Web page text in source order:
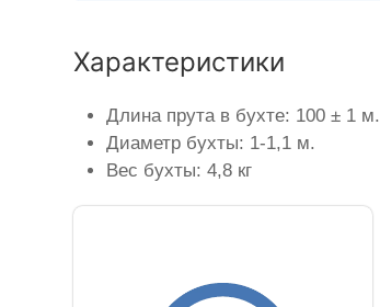
Характеристики
Длина прута в бухте: 100 ± 1 м.
Диаметр бухты: 1-1,1 м.
Вес бухты: 4,8 кг